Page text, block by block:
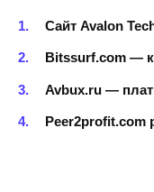
Сайт Avalon
Bitssurf.com —
Avbux.ru —
Peer2profit.com